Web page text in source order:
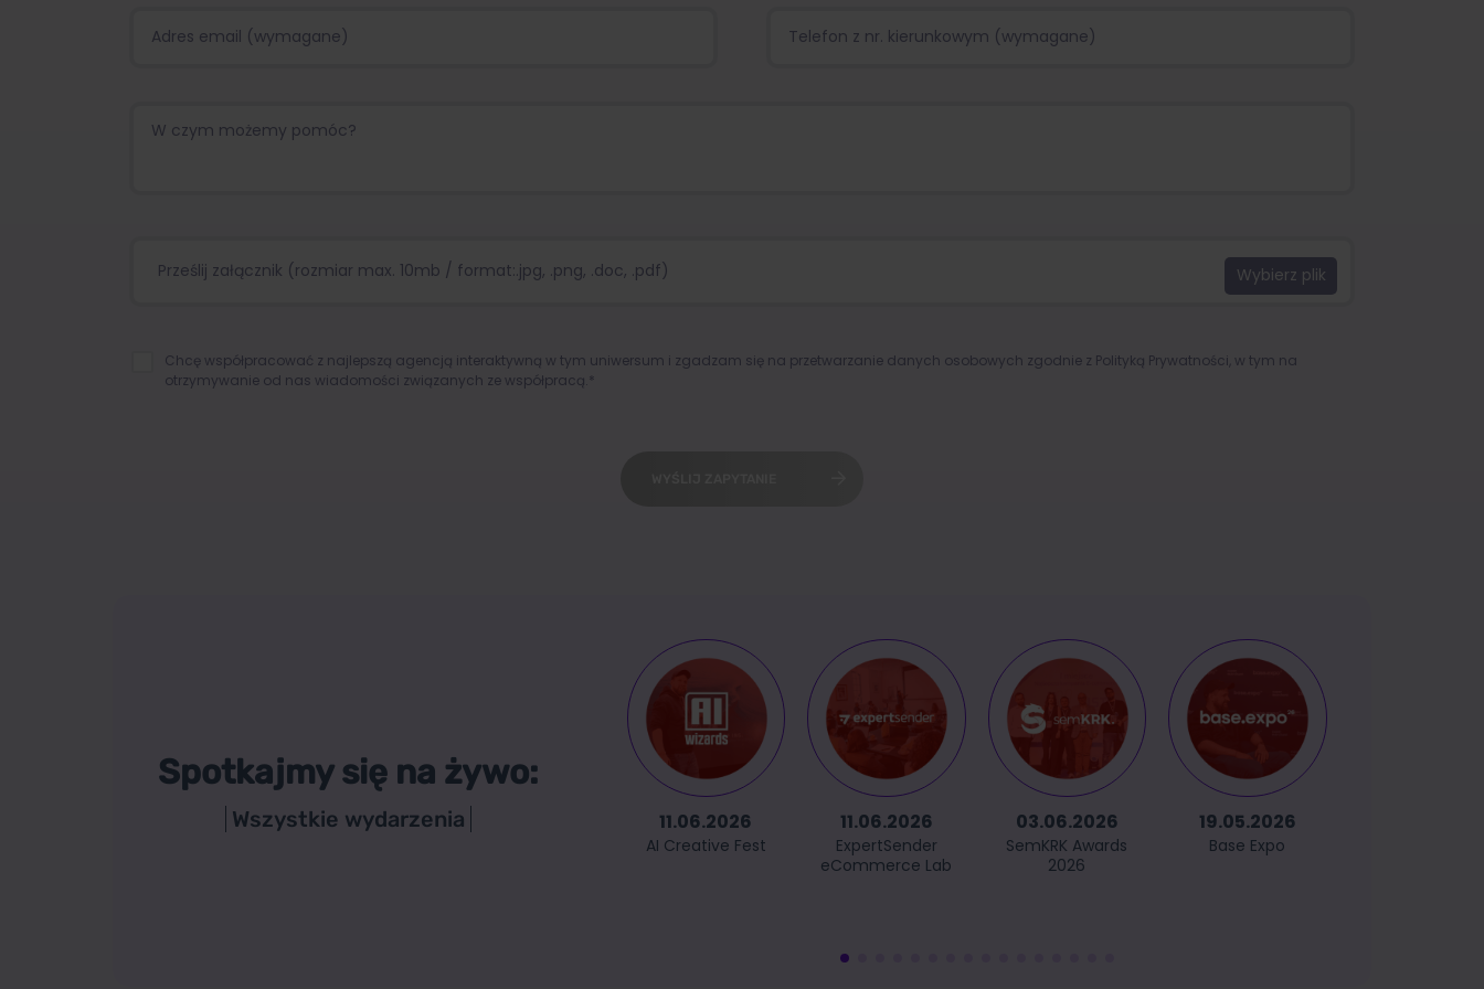
Prześlij załącznik (rozmiar max. 10mb / format:.jpg, .png, .doc, .pdf)
Chcę współpracować z najlepszą agencją interaktywną w tym uniwersum i zgadzam się na przetwarzanie danych osobowych zgodnie z Polityką Prywatności , w tym na
otrzymywanie od nas wiadomości związanych ze współpracą.*
Spotkajmy się na żywo:
Wszystkie wydarzenia 11.06.2026
AI Creative Fest
11.06.2026
ExpertSender
eCommerce Lab
03.06.2026
SemKRK Awards
2026
19.05.2026
Base Expo